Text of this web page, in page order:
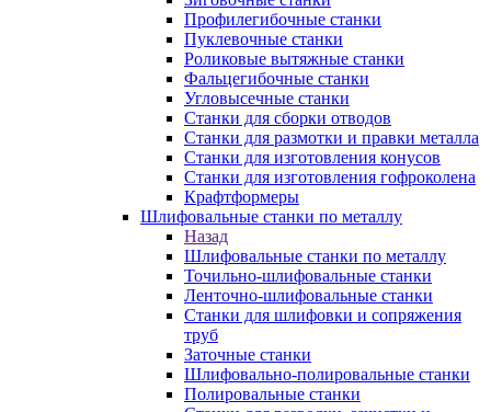
Профилегибочные станки
Пуклевочные станки
Роликовые вытяжные станки
Фальцегибочные станки
Угловысечные станки
Станки для сборки отводов
Станки для размотки и правки металла
Станки для изготовления конусов
Станки для изготовления гофроколена
Крафтформеры
Шлифовальные станки по металлу
Назад
Шлифовальные станки по металлу
Точильно-шлифовальные станки
Ленточно-шлифовальные станки
Станки для шлифовки и сопряжения
труб
Заточные станки
Шлифовально-полировальные станки
Полировальные станки